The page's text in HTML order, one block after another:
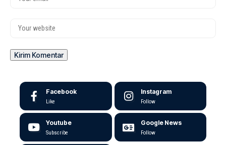
Facebook
Like
Instagram
Follow
Youtube
Subscribe
Google News
Follow